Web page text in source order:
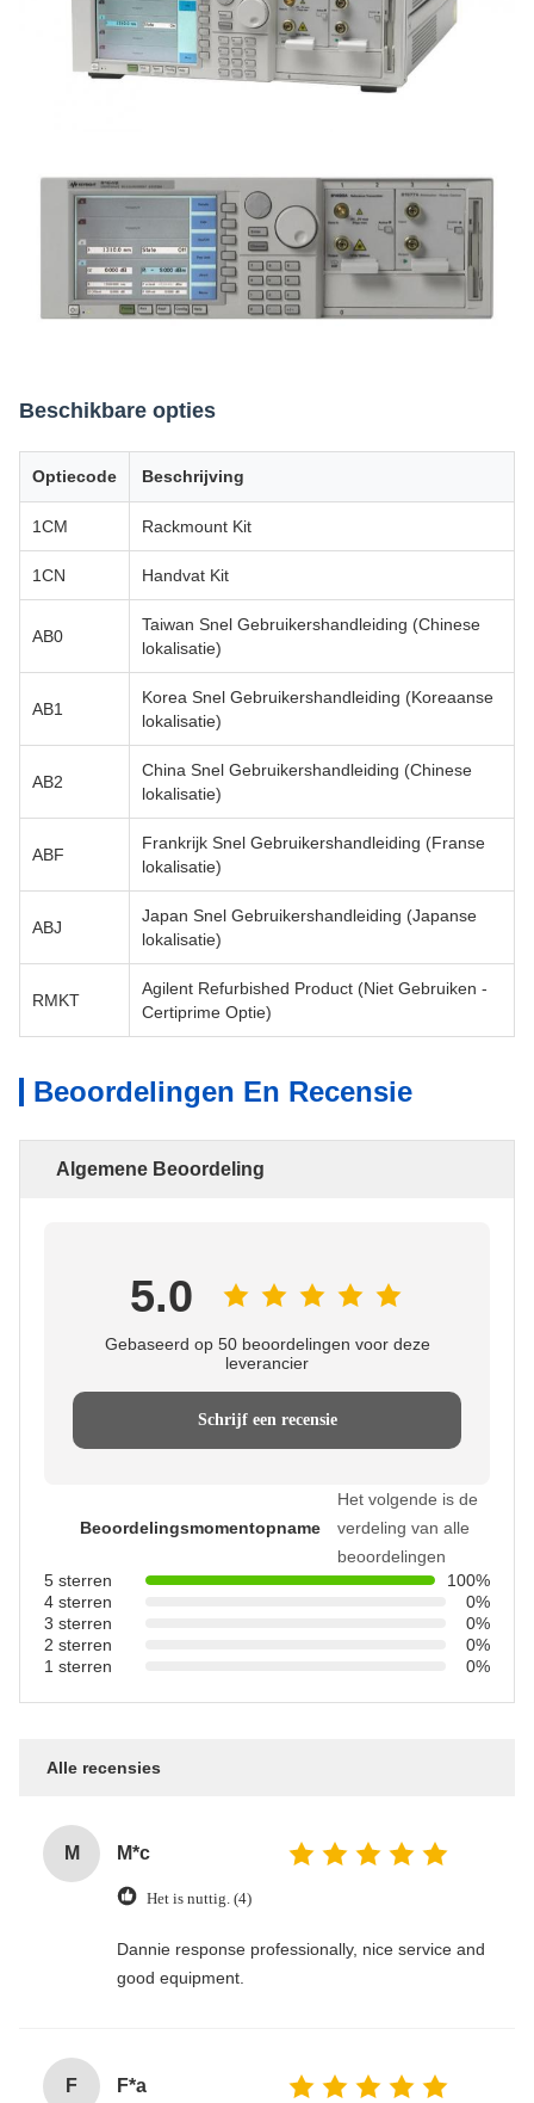
Beschikbare opties
Optiecode Beschrijving
1CM Rackmount Kit
1CN Handvat Kit
AB0
Taiwan Snel Gebruikershandleiding (Chinese
lokalisatie)
AB1
Korea Snel Gebruikershandleiding (Koreaanse
lokalisatie)
AB2
China Snel Gebruikershandleiding (Chinese
lokalisatie)
ABF
Frankrijk Snel Gebruikershandleiding (Franse
lokalisatie)
ABJ
Japan Snel Gebruikershandleiding (Japanse
lokalisatie)
RMKT
Agilent Refurbished Product (Niet Gebruiken -
Certiprime Optie)
Beoordelingen En Recensie
Algemene Beoordeling
5.0
Gebaseerd op 50 beoordelingen voor deze
leverancier
Schrijf een recensie
Beoordelingsmomentopname
Het volgende is de
verdeling van alle
beoordelingen
5 sterren
100%
4 sterren
0%
3 sterren
0%
2 sterren
0%
1 sterren
0%
Alle recensies
M M*c
Het is nuttig. (4)
Dannie response professionally, nice service and
good equipment.
F F*a